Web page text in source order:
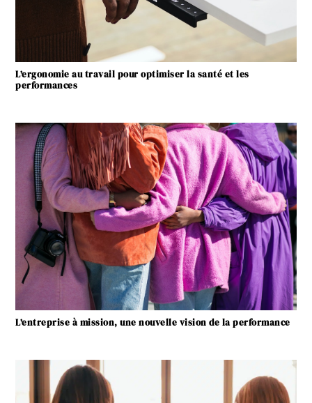
L’ergonomie au travail pour optimiser la santé et les
performances
L’entreprise à mission, une nouvelle vision de la performance